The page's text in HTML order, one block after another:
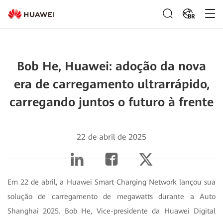
BR
Bob He, Huawei: adoção da nova
era de carregamento ultrarrápido,
carregando juntos o futuro à frente
22 de abril de 2025
Em 22 de abril, a Huawei Smart Charging Network lançou sua
solução de carregamento de megawatts durante a Auto
Shanghai 2025. Bob He, Vice-presidente da Huawei Digital